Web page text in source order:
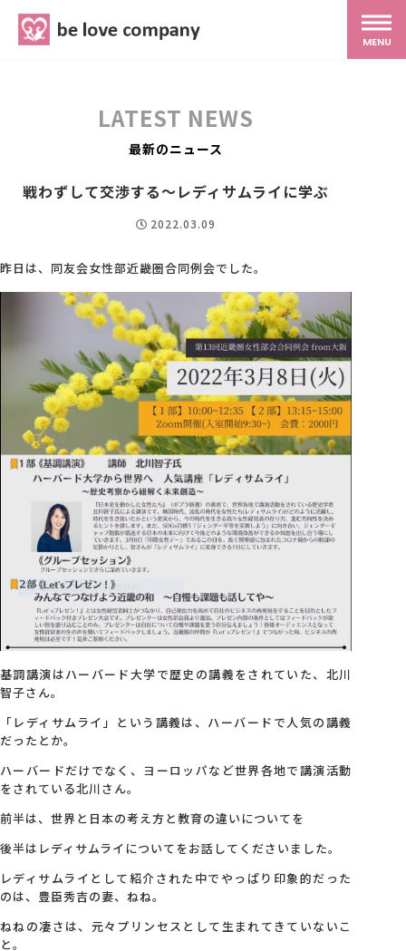
MENU
MG研修
スタッフ紹介
最新ブログ
会社概要
アクセス
採用情報
お問い合わせ
LATEST NEWS
最新のニュース
戦わずして交渉する～レディサムライに学ぶ
2022.03.09
昨日は、同友会女性部近畿圏合同例会でした。
基調講演はハーバード大学で歴史の講義をされていた、北川
智子さん。
「レディサムライ」という講義は、ハーバードで人気の講義
だったとか。
ハーバードだけでなく、ヨーロッパなど世界各地で講演活動
をされている北川さん。
前半は、世界と日本の考え方と教育の違いについてを
後半はレディサムライについてをお話してくださいました。
レディサムライとして紹介された中でやっぱり印象的だった
のは、豊臣秀吉の妻、ねね。
ねねの凄さは、元々プリンセスとして生まれてきていないこ
と。